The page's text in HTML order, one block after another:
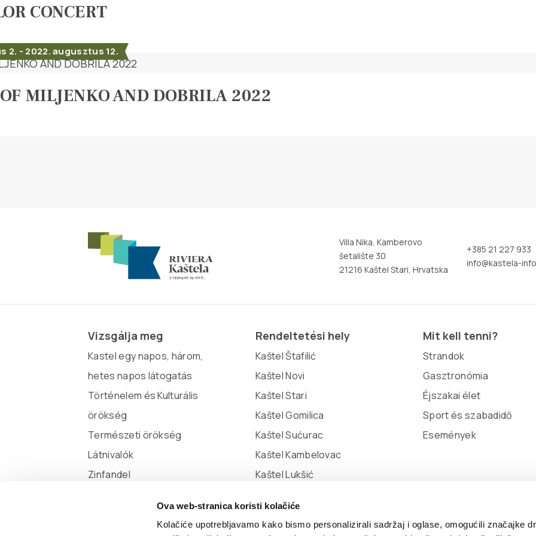
Ova web-stranica koristi kolačiće
Kolačiće upotrebljavamo kako bismo personalizirali sadržaj i oglase, omogućili značajke
CONCERT
2. - 2022. augusztus 12.
MILJENKO AND DOBRILA 2022
Villa Nika, Kamberovo
šetalište 30
21216 Kaštel Stari, Hrvatska
+385 21 227 933
info@kastela-
Vizsgálja meg
Kastel egy napos, három,
hetes napos látogatás
Történelem és Kulturális
örökség
Természeti örökség
Látnivalók
Zinfandel
Rendeltetési hely
Kaštel Štafilić
Kaštel Novi
Kaštel Stari
Kaštel Gomilica
Kaštel Sućurac
Kaštel Kambelovac
Kaštel Lukšić
Mit kell tenni?
Strandok
Gasztronómia
Éjszakai élet
Sport és szabadidő
Események